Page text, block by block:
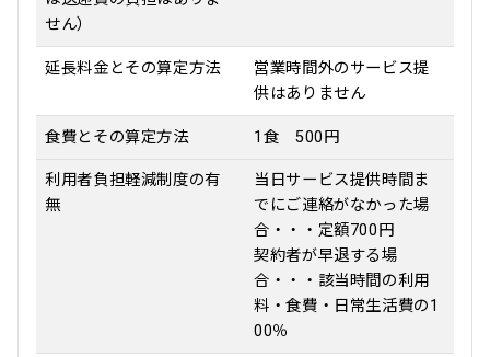
せん）
延長料金とその算定方法
営業時間外のサービス提
供はありません
食費とその算定方法 1食 500円
利用者負担軽減制度の有
無
当日サービス提供時間ま
でにご連絡がなかった場
合・・・定額700円
契約者が早退する場
合・・・該当時間の利用
料・食費・日常生活費の1
00％